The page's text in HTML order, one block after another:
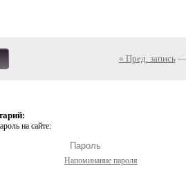
« Пред. запись—
на сайте:
Напоминание пароля